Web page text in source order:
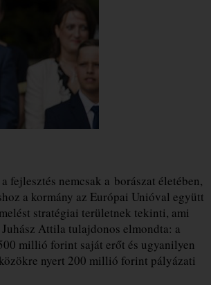
fejlesztés nemcsak a borászat életében,
a kormány az Európai Unióval együtt
stratégiai területnek tekinti, ami
Attila tulajdonos elmondta: a
millió forint saját erőt és ugyanilyen
nyert 200 millió forint pályázati